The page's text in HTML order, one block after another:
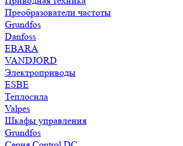
Преобразователи частоты
Grundfos
Danfoss
EBARA
VANDJORD
Электроприводы
ESBE
Теплосила
Valpes
Шкафы управления
Grundfos